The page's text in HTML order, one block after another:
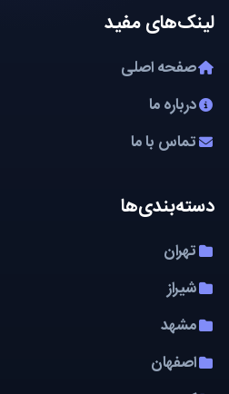
لینک‌های مفید
صفحه اصلی
درباره ما
تماس با ما
دسته‌بندی‌ها
تهران
شیراز
مشهد
اصفهان